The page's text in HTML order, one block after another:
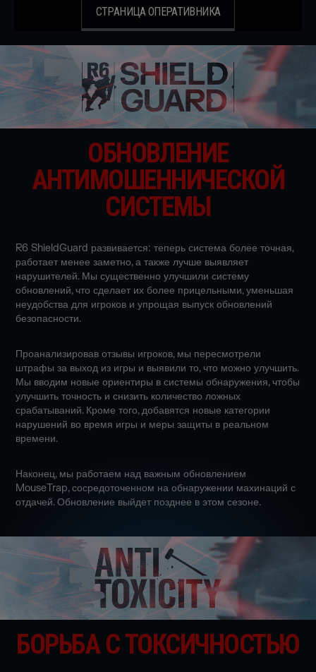
СТРАНИЦА ОПЕРАТИВНИКА
ОБНОВЛЕНИЕ
АНТИМОШЕННИЧЕСКОЙ
СИСТЕМЫ
R6 ShieldGuard развивается: теперь система более точная,
работает менее заметно, а также лучше выявляет
нарушителей. Мы существенно улучшили систему
обновлений, что сделает их более прицельными, уменьшая
неудобства для игроков и упрощая выпуск обновлений
безопасности.
Проанализировав отзывы игроков, мы пересмотрели
штрафы за выход из игры и выявили то, что можно улучшить.
Мы вводим новые ориентиры в системы обнаружения, чтобы
улучшить точность и снизить количество ложных
срабатываний. Кроме того, добавятся новые категории
нарушений во время игры и меры защиты в реальном
времени.
Наконец, мы работаем над важным обновлением
MouseTrap, сосредоточенном на обнаружении махинаций с
отдачей. Обновление выйдет позднее в этом сезоне.
БОРЬБА С ТОКСИЧНОСТЬЮ